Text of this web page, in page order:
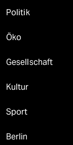
Politik
Öko
Gesellschaft
Kultur
Sport
Berlin